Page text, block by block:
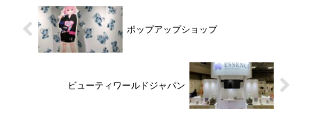
ポップアップショップ
ビューティワールドジャパン